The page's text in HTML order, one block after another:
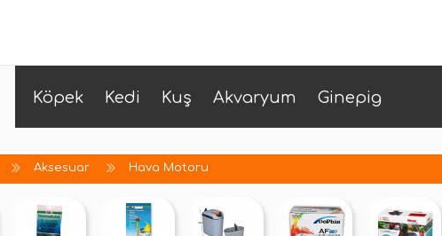
Köpek Kedi Kuş Akvaryum Ginepig
Aksesuar Hava Motoru